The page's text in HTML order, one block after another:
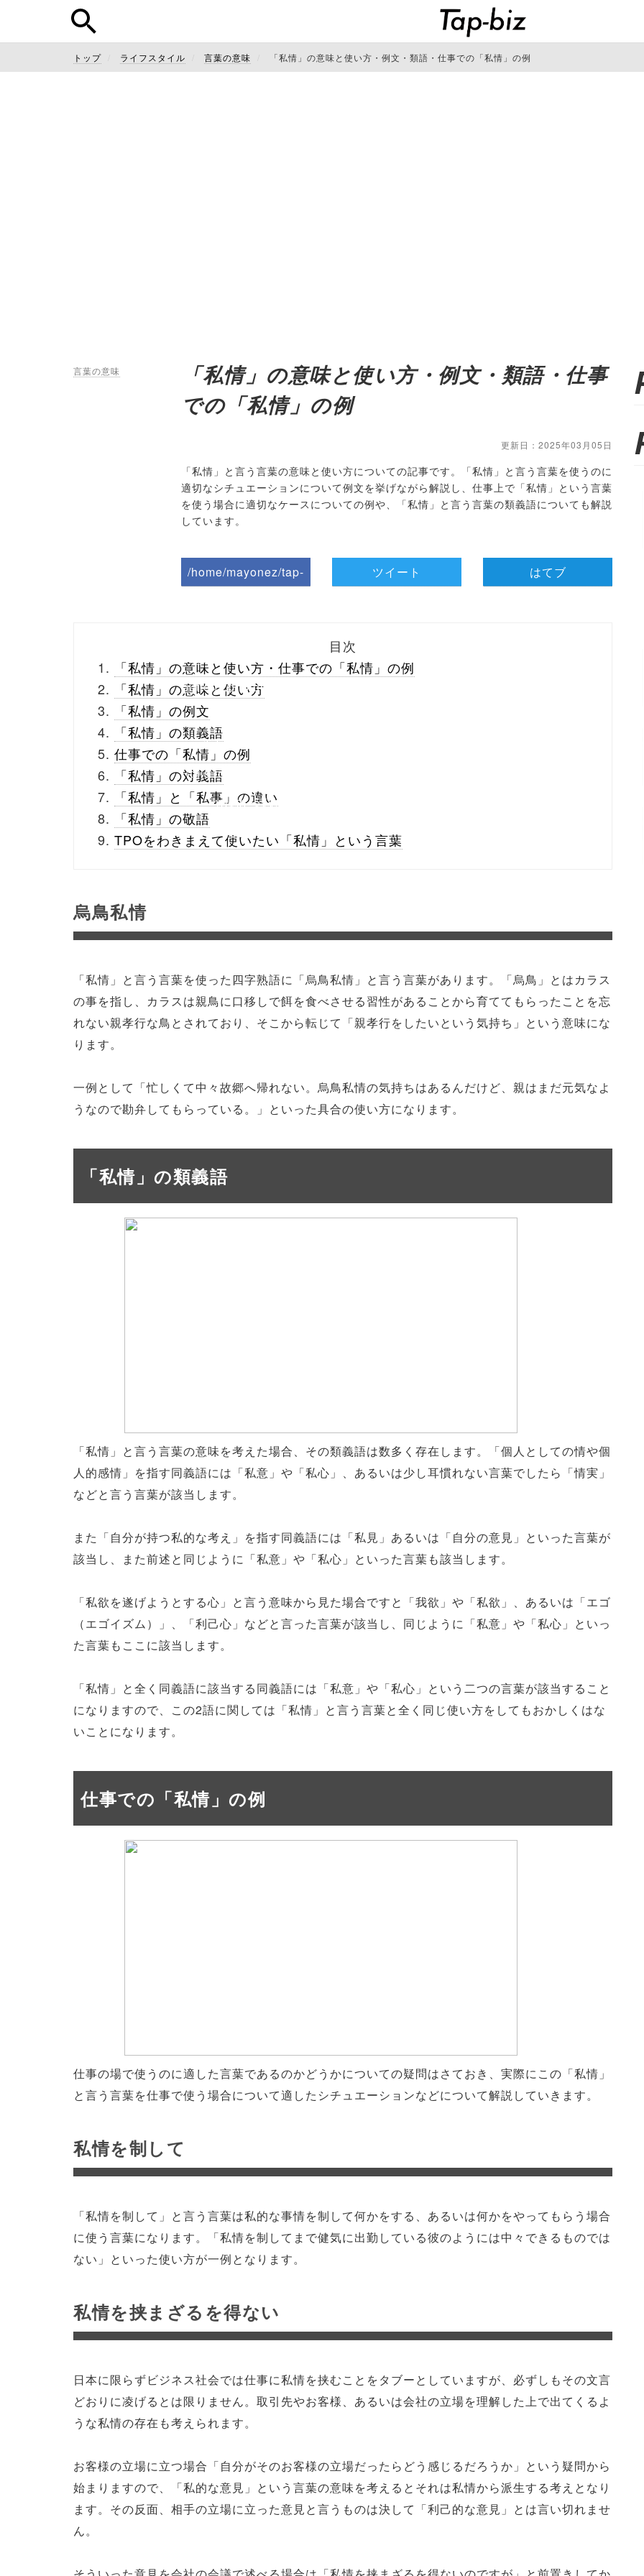
トップ ライフスタイル 言葉の意味 「私情」の意味と使い方・例文・類語・仕事での「私情」の例
言葉の意味
「私情」の意味と使い方・例文・類語・仕事
での「私情」の例
更新日：2025年03月05日
「私情」と言う言葉の意味と使い方についての記事です。「私情」と言う言葉を使うのに
適切なシチュエーションについて例文を挙げながら解説し、仕事上で「私情」という言葉
を使う場合に適切なケースについての例や、「私情」と言う言葉の類義語についても解説
しています。
/home/mayonez/tap-
_theme/parts/sns-
buttons.php on line
onclick="window.open
(this.href, 'Gwindow',
'width=550,
return false;"> シェア
ツイート はてブ
目次
「私情」の意味と使い方・仕事での「私情」の例
「私情」の意味と使い方
「私情」の例文
「私情」の類義語
仕事での「私情」の例
「私情」の対義語
「私情」と「私事」の違い
「私情」の敬語
TPOをわきまえて使いたい「私情」という言葉
烏鳥私情
「私情」と言う言葉を使った四字熟語に「烏鳥私情」と言う言葉があります。「烏鳥」とはカラス
の事を指し、カラスは親鳥に口移しで餌を食べさせる習性があることから育ててもらったことを忘
れない親孝行な鳥とされており、そこから転じて「親孝行をしたいという気持ち」という意味にな
ります。
一例として「忙しくて中々故郷へ帰れない。烏鳥私情の気持ちはあるんだけど、親はまだ元気なよ
うなので勘弁してもらっている。」といった具合の使い方になります。
「私情」の類義語
「私情」と言う言葉の意味を考えた場合、その類義語は数多く存在します。「個人としての情や個
人的感情」を指す同義語には「私意」や「私心」、あるいは少し耳慣れない言葉でしたら「情実」
などと言う言葉が該当します。
また「自分が持つ私的な考え」を指す同義語には「私見」あるいは「自分の意見」といった言葉が
該当し、また前述と同じように「私意」や「私心」といった言葉も該当します。
「私欲を遂げようとする心」と言う意味から見た場合ですと「我欲」や「私欲」、あるいは「エゴ
（エゴイズム）」、「利己心」などと言った言葉が該当し、同じように「私意」や「私心」といっ
た言葉もここに該当します。
「私情」と全く同義語に該当する同義語には「私意」や「私心」という二つの言葉が該当すること
になりますので、この2語に関しては「私情」と言う言葉と全く同じ使い方をしてもおかしくはな
いことになります。
仕事での「私情」の例
仕事の場で使うのに適した言葉であるのかどうかについての疑問はさておき、実際にこの「私情」
と言う言葉を仕事で使う場合について適したシチュエーションなどについて解説していきます。
私情を制して
「私情を制して」と言う言葉は私的な事情を制して何かをする、あるいは何かをやってもらう場合
に使う言葉になります。「私情を制してまで健気に出勤している彼のようには中々できるものでは
ない」といった使い方が一例となります。
私情を挟まざるを得ない
日本に限らずビジネス社会では仕事に私情を挟むことをタブーとしていますが、必ずしもその文言
どおりに凌げるとは限りません。取引先やお客様、あるいは会社の立場を理解した上で出てくるよ
うな私情の存在も考えられます。
お客様の立場に立つ場合「自分がそのお客様の立場だったらどう感じるだろうか」という疑問から
始まりますので、「私的な意見」という言葉の意味を考えるとそれは私情から派生する考えとなり
ます。その反面、相手の立場に立った意見と言うものは決して「利己的な意見」とは言い切れませ
ん。